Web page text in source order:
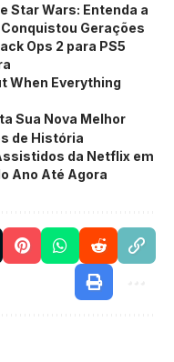
Star Wars: Entenda a
Gerações
Ops 2 para PS5
When Everything
Sua Nova Melhor
de História
da Netflix em
Ano Até Agora